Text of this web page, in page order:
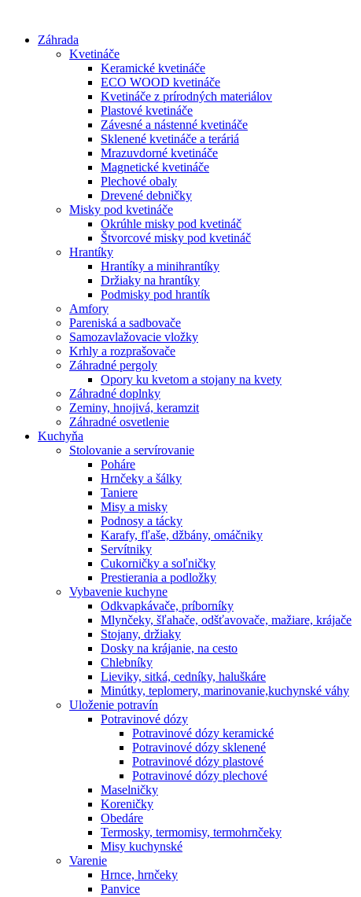
obsah
Záhrada
Kvetináče
Keramické kvetináče
ECO WOOD kvetináče
Kvetináče z prírodných materiálov
Plastové kvetináče
Závesné a nástenné kvetináče
Sklenené kvetináče a teráriá
Mrazuvdorné kvetináče
Magnetické kvetináče
Plechové obaly
Drevené debničky
Misky pod kvetináče
Okrúhle misky pod kvetináč
Štvorcové misky pod kvetináč
Hrantíky
Hrantíky a minihrantíky
Držiaky na hrantíky
Podmisky pod hrantík
Amfory
Pareniská a sadbovače
Samozavlažovacie vložky
Krhly a rozprašovače
Záhradné pergoly
Opory ku kvetom a stojany na kvety
Záhradné doplnky
Zeminy, hnojivá, keramzit
Záhradné osvetlenie
Kuchyňa
Stolovanie a servírovanie
Poháre
Hrnčeky a šálky
Taniere
Misy a misky
Podnosy a tácky
Karafy, fľaše, džbány, omáčniky
Servítniky
Cukorničky a soľničky
Prestierania a podložky
Vybavenie kuchyne
Odkvapkávače, príborníky
Mlynčeky, šľahače, odšťavovače, mažiare, krájače
Stojany, držiaky
Dosky na krájanie, na cesto
Chlebníky
Lieviky, sitká, cedníky, haluškáre
Minútky, teplomery, marinovanie,kuchynské váhy
Uloženie potravín
Potravinové dózy
Potravinové dózy keramické
Potravinové dózy sklenené
Potravinové dózy plastové
Potravinové dózy plechové
Maselničky
Koreničky
Obedáre
Termosky, termomisy, termohrnčeky
Misy kuchynské
Varenie
Hrnce, hrnčeky
Panvice